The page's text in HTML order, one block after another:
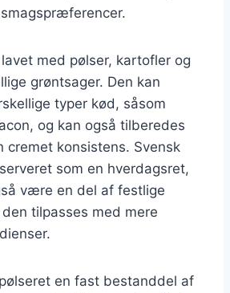
med pølser, kartofler og
grøntsager. Den kan
typer kød, såsom
og kan også tilberedes
cremet konsistens. Svensk
som en hverdagsret,
være en del af festlige
tilpasses med mere
en fast bestanddel af